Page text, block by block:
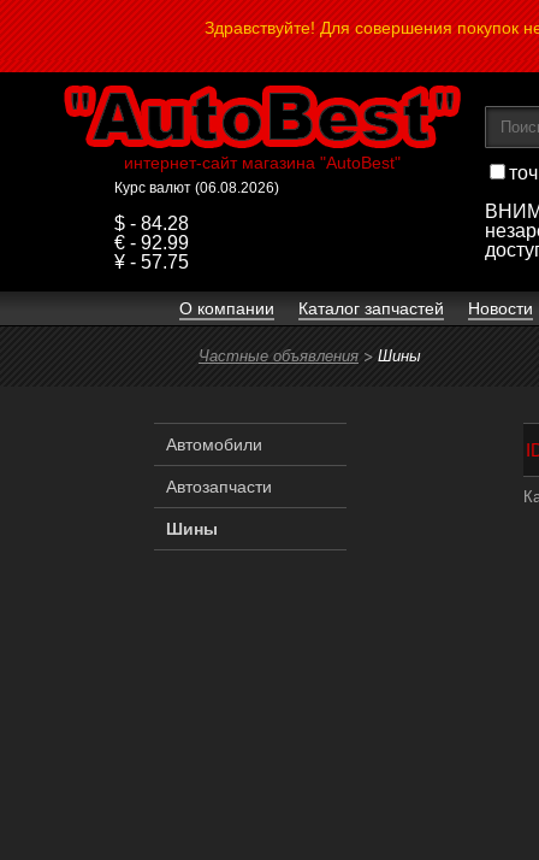
Здравствуйте! Для совершения покупок
интернет-сайт магазина "AutoBest"
Курс валют (06.08.2026)
$ - 84.28
€ - 92.99
¥ - 57.75
О компании Каталог запчастей Новости
Частные объявления Шины
Автомобили
Автозапчасти
Шины